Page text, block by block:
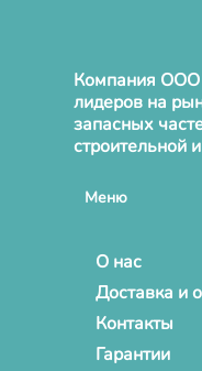
Компания ООО
лидеров на
запасных
строительной
Меню
О нас
Доставка и
Контакты
Гарантии